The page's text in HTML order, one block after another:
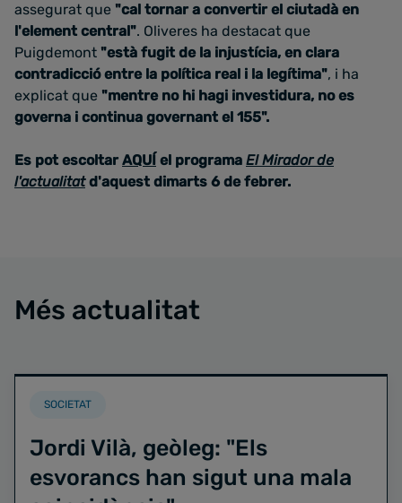
assegurat que "cal tornar a convertir el ciutadà en
l'element central". Oliveres ha destacat que
Puigdemont "està fugit de la injustícia, en clara
contradicció entre la política real i la legítima", i ha
explicat que "mentre no hi hagi investidura, no es
governa i continua governant el 155".
Es pot escoltar AQUÍ el programa El Mirador de
l'actualitatd'aquest dimarts 6 de febrer.
Més actualitat
SOCIETAT
Jordi Vilà, geòleg: "Els
esvorancs han sigut una mala